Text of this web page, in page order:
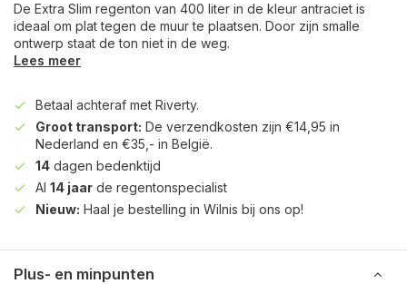
De Extra Slim regenton van 400 liter in de kleur antraciet is
ideaal om plat tegen de muur te plaatsen. Door zijn smalle
ontwerp staat de ton niet in de weg.
Lees meer
Betaal achteraf met Riverty.
Groot transport: De verzendkosten zijn €14,95 in
Nederland en €35,- in België.
14 dagen bedenktijd
Al 14 jaar de regentonspecialist
Nieuw: Haal je bestelling in Wilnis bij ons op!
Plus- en minpunten